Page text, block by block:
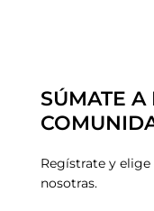
SÚMATE A
Regístrate y
nosotras.